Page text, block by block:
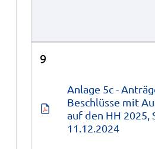
9
Anlage 5c -
Beschlüsse mit
auf den HH 2025,
11.12.2024